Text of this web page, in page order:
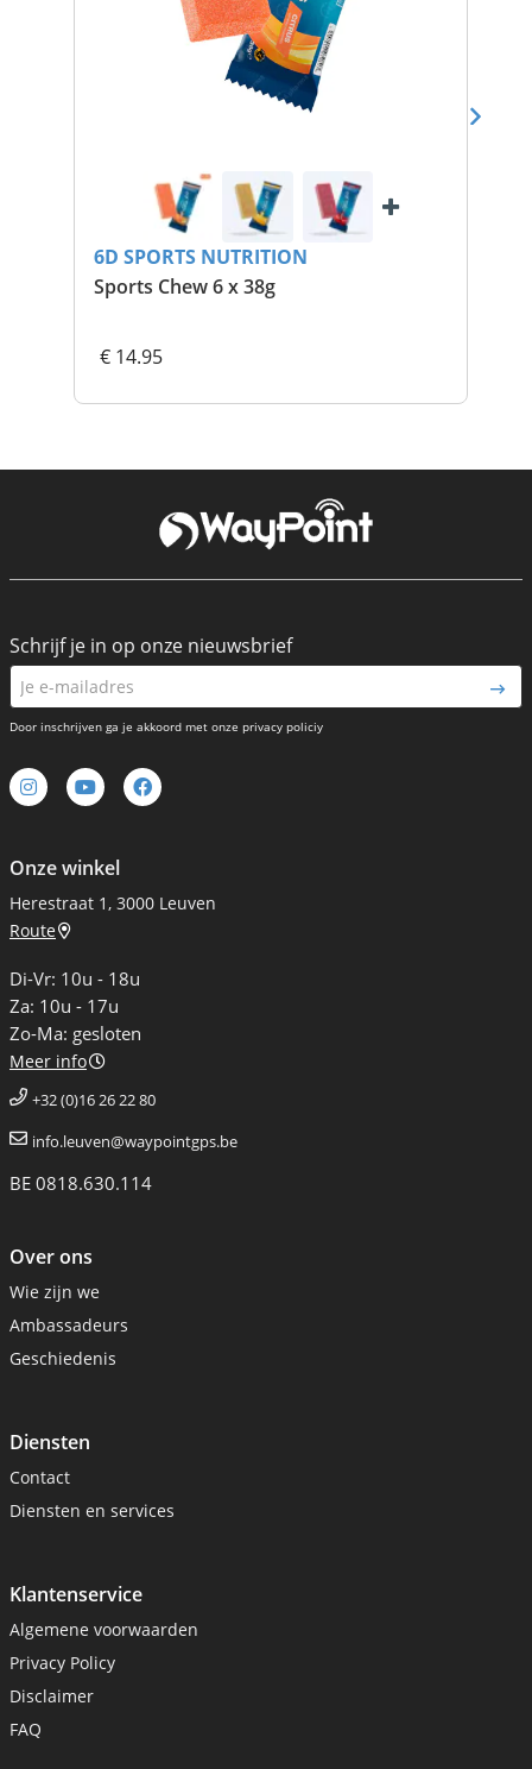
6D SPORTS NUTRITION
Sports Chew 6 x 38g
€ 14.95
Onze winkel
Herestraat 1, 3000 Leuven
Route
Di-Vr: 10u - 18u
Za: 10u - 17u
Zo-Ma: gesloten
Meer info
+32 (0)16 26 22 80
info.leuven@waypointgps.be
BE 0818.630.114
Over ons
Wie zijn we
Ambassadeurs
Geschiedenis
Diensten
Contact
Diensten en services
Klantenservice
Algemene voorwaarden
Privacy Policy
Disclaimer
FAQ
Schrijf je in op onze nieuwsbrief
Door inschrijven ga je akkoord met onze privacy policiy